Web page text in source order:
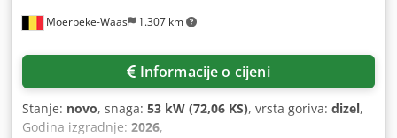
Moerbeke-Waas 1.307 km
Informacije o cijeni
Stanje: novo, snaga: 53 kW (72,06 KS), vrsta goriva: dizel,
Godina izgradnje: 2026,